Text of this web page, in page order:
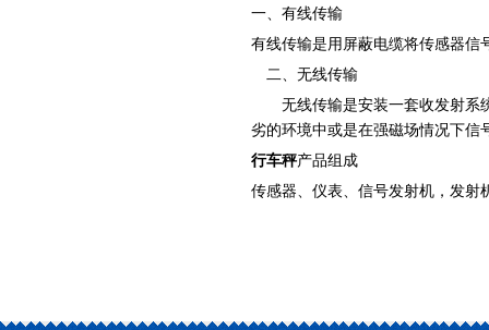
一、有线传输
有线传输是用屏蔽电缆将传感器信
二、无线传输
无线传输是安装一套收发射系统
劣的环境中或是在强磁场情况下信
行车秤产品组成
传感器、仪表、信号发射机，发射